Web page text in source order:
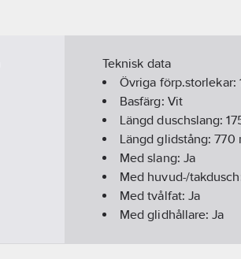
Teknisk data
Övriga förp.storlekar:
Basfärg: Vit
Längd duschslang:
Längd glidstång:770
Med slang: Ja
Med huvud-/
Med tvålfat:Ja
Med glidhållare:Ja